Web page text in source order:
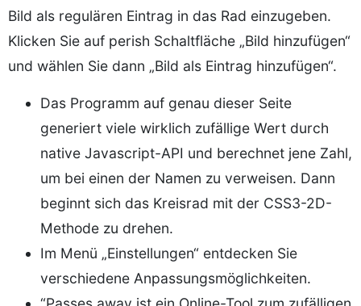
Bild als regulären Eintrag in das Rad einzugeben.
Klicken Sie auf perish Schaltfläche „Bild hinzufügen“
und wählen Sie dann „Bild als Eintrag hinzufügen“.
Das Programm auf genau dieser Seite
generiert viele wirklich zufällige Wert durch
native Javascript-API und berechnet jene Zahl,
um bei einen der Namen zu verweisen. Dann
beginnt sich das Kreisrad mit der CSS3-2D-
Methode zu drehen.
Im Menü „Einstellungen“ entdecken Sie
verschiedene Anpassungsmöglichkeiten.